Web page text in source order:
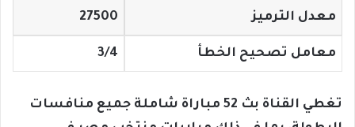
معدل الترميز 27500
معامل تصحيح الخطأ 3/4
تغطي القناة بث 52 مباراة شاملة جميع منافسات